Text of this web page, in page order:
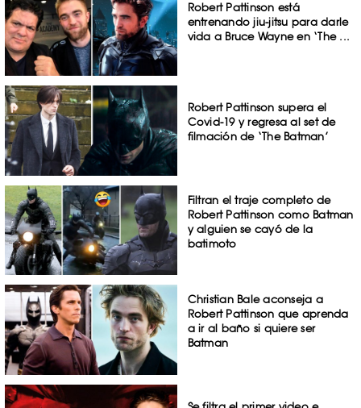
Robert Pattinson está
entrenando jiu-jitsu para darle
vida a Bruce Wayne en ‘The ...
Robert Pattinson supera el
Covid-19 y regresa al set de
filmación de ‘The Batman’
Filtran el traje completo de
Robert Pattinson como Batman
y alguien se cayó de la
batimoto
Christian Bale aconseja a
Robert Pattinson que aprenda
a ir al baño si quiere ser
Batman